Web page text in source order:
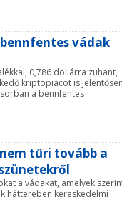
vádak
0,786 dollárra zuhant,
kriptopiacot is
a bennfentes
tűri tovább a
a vádakat, amelyek
hátterében kereskedelmi